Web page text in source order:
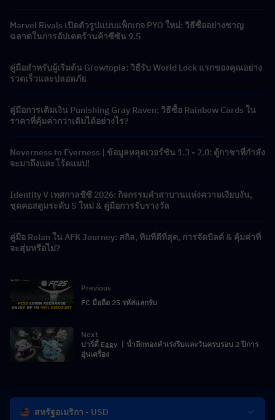
Marvel Rivals เปิดตัวรูปแบบแพ็กเกจ PYO ใหม่: วิธีซื้ออย่างชาญ
ฉลาดในการอัปเดตร้านค้าซีซัน 9.5
คู่มือสำหรับผู้เริ่มต้น Growtopia: วิธีรับ World Lock แรกของคุณอย่าง
รวดเร็วและปลอดภัย
คู่มือการเติมเงิน Punishing Gray Raven: วิธีซื้อ Rainbow Cards ใน
ราคาที่คุ้มค่ากว่าเดิมได้อย่างไร?
Neverness to Everness | ข้อมูลหลุดเวอร์ชัน 1.3 - 2.0: ตู้กาชาที่กำลัง
จะมาถึงและโร้ดแมป!
Identity V เทศกาลชีซี 2026: กิจกรรมคำสาบานแห่งความเงียบงัน,
ชุดคอสตูมระดับ S ใหม่ & คู่มือการรับรางวัล
คู่มือ Rolan ใน AFK Journey: สกิล, ทีมที่ดีที่สุด, การจัดบิลด์ & คุ้มค่าที่
จะสุ่มหรือไม่?
Previous
FC มือถือ 25 รหัสแลกรับ
Next
ปาร์ตี้ Eggy 丨น้ำลึกทองคำเร่งรีบและวันครบรอบ 2 ปีการ
อุ่นเครื่อง
สหรัฐอเมริกา - USD